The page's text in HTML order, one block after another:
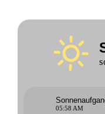
05:58 AM